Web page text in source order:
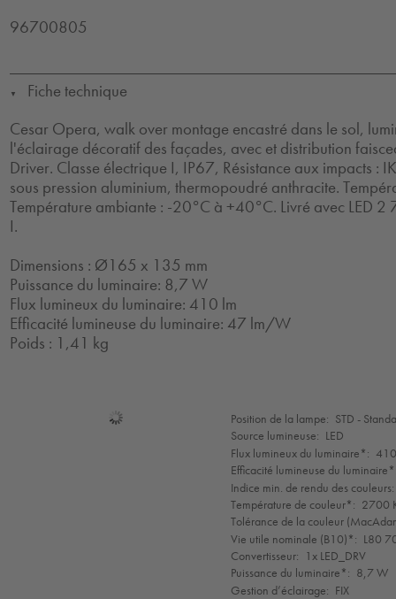
96700805
▼
Fiche technique
Cesar Opera, walk over montage encastré dans le sol,
l'éclairage décoratif des façades, avec et distribution
Driver. Classe électrique I, IP67, Résistance aux impacts :
sous pression aluminium, thermopoudré anthracite.
Température ambiante : -20°C à +40°C. Livré avec LED 2
I.
Dimensions : Ø165 x 135 mm
Puissance du luminaire: 8,7 W
Flux lumineux du luminaire: 410 lm
Efficacité lumineuse du luminaire: 47 lm/W
Poids : 1,41 kg
Sélection
de
mode
Position de la lampe: STD -
Source lumineuse: LED
Flux lumineux du luminaire*:
Efficacité lumineuse du
Indice min. de rendu des couleurs:
Température de couleur*: 2700
Tolérance de la couleur
Vie utile nominale (B10)*: L80
Convertisseur: 1x LED_DRV
Puissance du luminaire*: 8,7 W
Gestion d’éclairage: FIX